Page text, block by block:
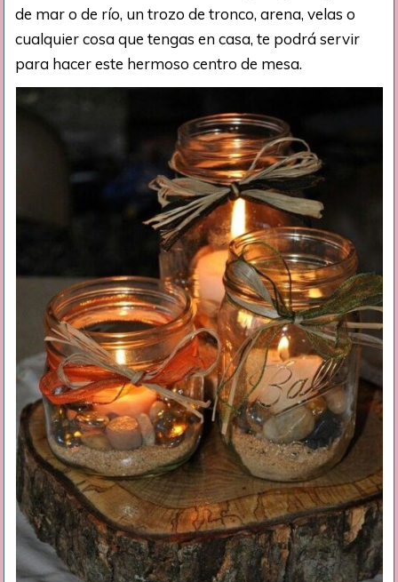
de mar o de río, un trozo de tronco, arena, velas o
cualquier cosa que tengas en casa, te podrá servir
para hacer este hermoso centro de mesa.